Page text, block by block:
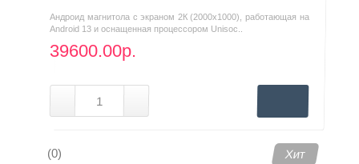
Андроид магнитола с экраном 2К (2000х1000), работающая на
Android 13 и оснащенная процессором Unisoc..
39600.00р.
(0) Хит